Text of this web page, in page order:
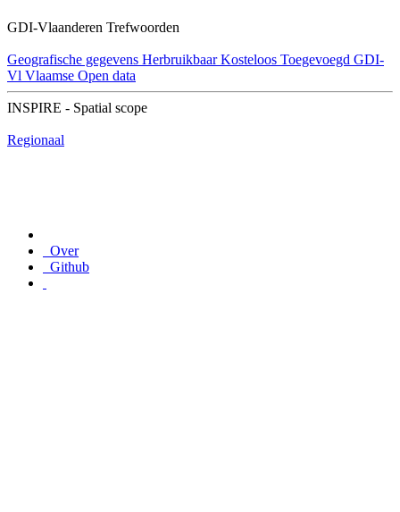
GDI-Vlaanderen Trefwoorden
Geografische gegevens Herbruikbaar Kosteloos Toegevoegd GDI-
Vl Vlaamse Open data
INSPIRE - Spatial scope
Regionaal
Over
Github